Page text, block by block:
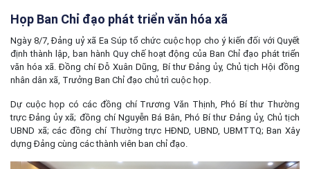
Họp Ban Chỉ đạo phát triển văn hóa xã
Ngày 8/7, Đảng uỷ xã Ea Súp tổ chức cuộc họp cho ý kiến đối với Quyết
định thành lập, ban hành Quy chế hoạt động của Ban Chỉ đạo phát triển
văn hóa xã. Đồng chí Đỗ Xuân Dũng, Bí thư Đảng ủy, Chủ tịch Hội đồng
nhân dân xã, Trưởng Ban Chỉ đạo chủ trì cuộc họp.
Dự cuộc họp có các đồng chí Trương Văn Thịnh, Phó Bí thư Thường
trực Đảng ủy xã; đồng chí Nguyễn Bá Bân, Phó Bí thư Đảng ủy, Chủ tịch
UBND xã; các đồng chí Thường trực HĐND, UBND, UBMTTQ; Ban Xây
dựng Đảng cùng các thành viên ban chỉ đạo.